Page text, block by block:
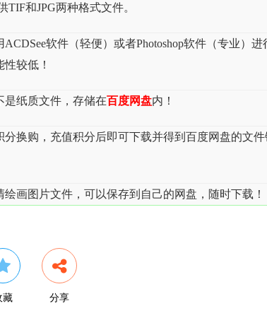
和JPG两种格式文件。
软件（轻便）或者Photoshop软件（专业）进
较低！
是纸质文件，存储在百度网盘内！
换购，充值积分后即可下载并得到百度网盘的文件
画图片文件，可以保存到自己的网盘，随时下载！
藏 分享